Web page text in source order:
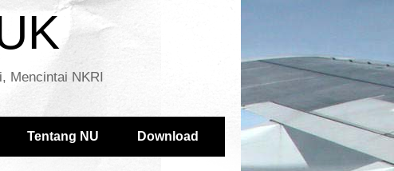
Mencintai NKRI
Tentang NU Download